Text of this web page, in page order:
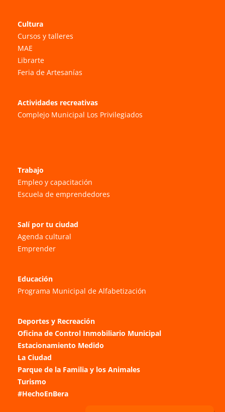
Cultura
Cursos y talleres
MAE
Librarte
Feria de Artesanías
Actividades recreativas
Complejo Municipal Los Privilegiados
Trabajo
Empleo y capacitación
Escuela de emprendedores
Salí por tu ciudad
Agenda cultural
Emprender
Educación
Programa Municipal de Alfabetización
Deportes y Recreación
Oficina de Control Inmobiliario Municipal
Estacionamiento Medido
La Ciudad
Parque de la Familia y los Animales
Turismo
#HechoEnBera